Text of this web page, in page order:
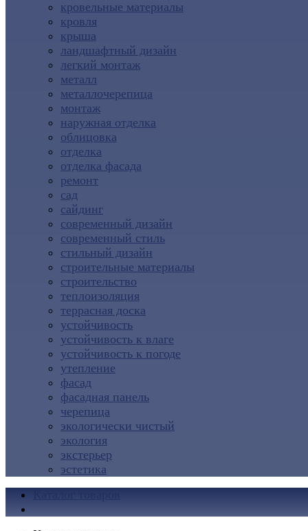
кровельные материалы
кровля
крыша
ландшафтный дизайн
легкий монтаж
металл
металлочерепица
монтаж
наружная отделка
облицовка
отделка
отделка фасада
ремонт
сад
сайдинг
современный дизайн
современный стиль
стильный дизайн
строительные материалы
строительство
теплоизоляция
террасная доска
устойчивость
устойчивость к влаге
устойчивость к погоде
утепление
фасад
фасадная панель
черепица
экологически чистый
экология
экстерьер
эстетика